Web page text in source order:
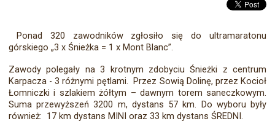
Ponad 320 zawodników zgłosiło się do ultramaratonu
górskiego „3 x Śnieżka = 1 x Mont Blanc”.
Zawody polegały na 3 krotnym zdobyciu Śnieżki z centrum
Karpacza - 3 różnymi pętlami. Przez Sowią Dolinę, przez Kocioł
Łomniczki i szlakiem żółtym – dawnym torem saneczkowym.
Suma przewyższeń 3200 m, dystans 57 km. Do wyboru były
również: 17 km dystans MINI oraz 33 km dystans ŚREDNI.